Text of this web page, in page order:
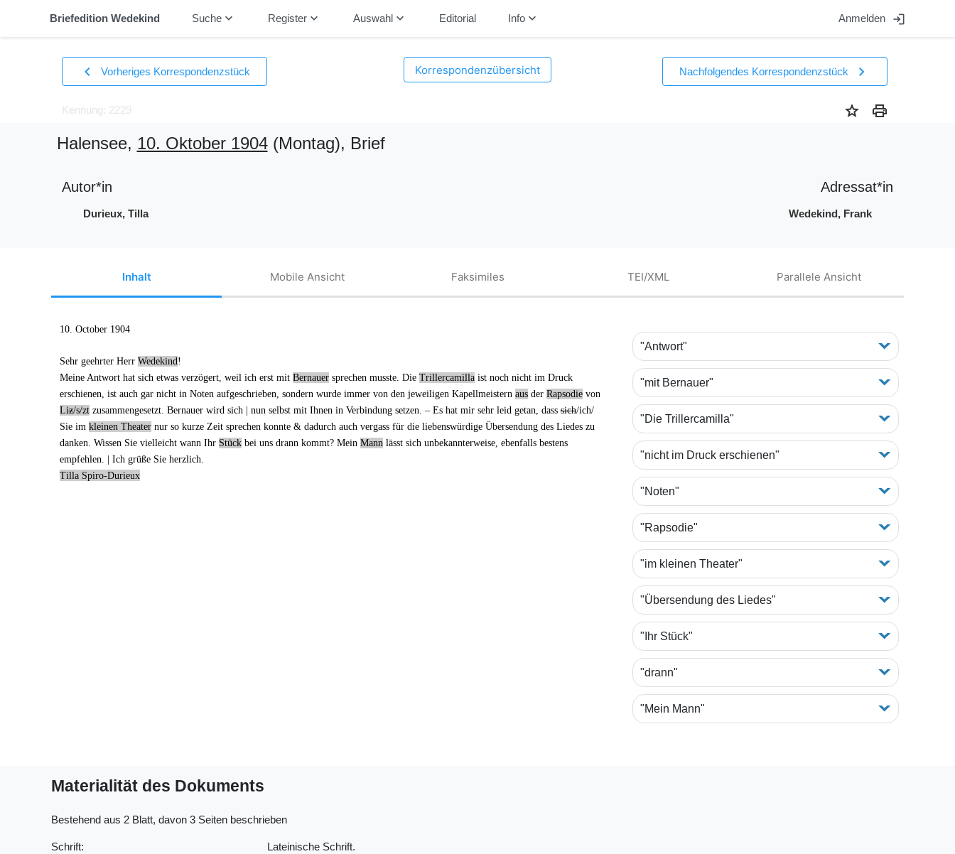
Briefedition Wedekind Suchekeyboard_arrow_down Registerkeyboard_arrow_down Auswahlkeyboard_arrow_down Editorial Infokeyboard_arrow_down Anmelden login
chevron_left Vorheriges Korrespondenzstück Korrespondenzübersicht Nachfolgendes Korrespondenzstück chevron_right
Kennung: 2229 star print
Halensee, 10. Oktober 1904(Montag), Brief
Autor*in
Durieux, Tilla
Adressat*in
Wedekind, Frank
Inhalt Mobile Ansicht Faksimiles TEI/XML Parallele Ansicht
10. October 1904
Sehr geehrter Herr Wedekind !
Meine Antworthat sich etwas verzögert, weil ich erst mit Bernauersprechen musste. Die Trillercamillaist noch nicht im Druck
erschienen , ist auch gar nicht in Noten aufgeschrieben, sondern wurde immer von den jeweiligen Kapellmeistern ausder Rapsodievon
Liz/s/ztzusammengesetzt. Bernauer wird sich | nun selbst mit Ihnen in Verbindung setzen. ‒ Es hat mir sehr leid getan, dasssich/ich/
Sie im kleinen Theaternur so kurze Zeit sprechen konnte & dadurch auch vergass für die liebenswürdige Übersendung des Liedeszu
danken. Wissen Sie vielleicht wann Ihr Stückbei uns drann kommt? Mein Mann lässt sich unbekannterweise, ebenfalls bestens
empfehlen. | Ich grüße Sie herzlich.
Tilla Spiro-Durieux
"Antwort"
"mit Bernauer"
"Die Trillercamilla"
"nicht im Druck erschienen"
"Noten"
"Rapsodie"
"im kleinen Theater"
"Übersendung des Liedes"
"Ihr Stück"
"drann"
"Mein Mann"
Materialität des Dokuments
Bestehend aus 2 Blatt, davon 3 Seiten beschrieben
Schrift:
Lateinische Schrift.